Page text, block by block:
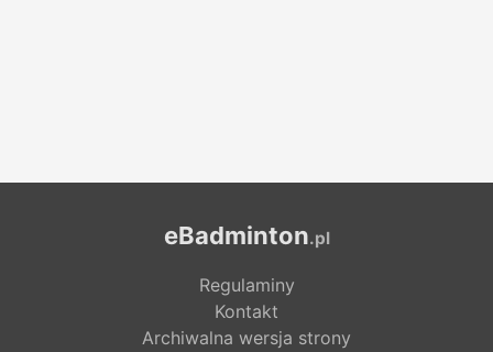
eBadminton.pl
Regulaminy
Kontakt
Archiwalna wersja strony